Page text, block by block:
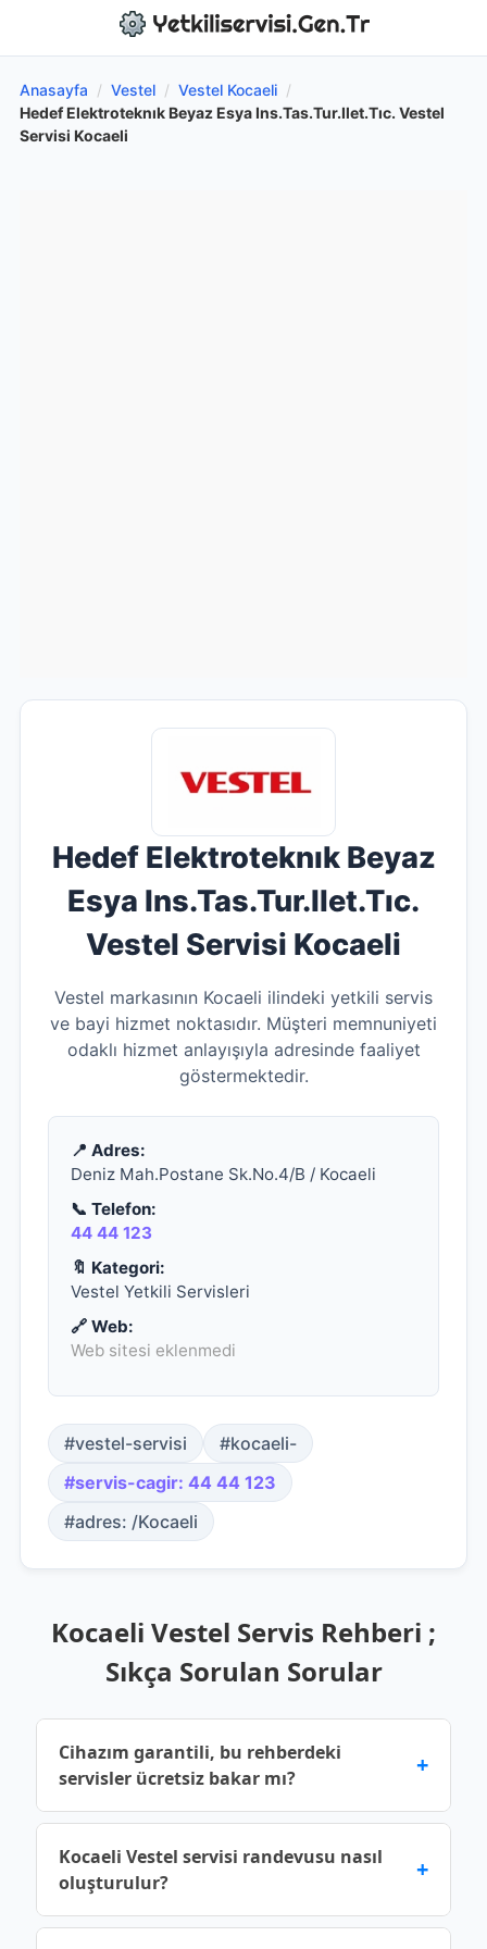
Anasayfa / Vestel / Vestel Kocaeli /
Hedef Elektroteknık Beyaz Esya Ins.Tas.Tur.Ilet.Tıc. Vestel
Servisi Kocaeli
Hedef Elektroteknık Beyaz
Esya Ins.Tas.Tur.Ilet.Tıc.
Vestel Servisi Kocaeli
Vestel markasının Kocaeli ilindeki yetkili servis
ve bayi hizmet noktasıdır. Müşteri memnuniyeti
odaklı hizmet anlayışıyla adresinde faaliyet
göstermektedir.
📍 Adres:
Deniz Mah.Postane Sk.No.4/B / Kocaeli
📞 Telefon:
44 44 123
🔖 Kategori:
Vestel Yetkili Servisleri
🔗 Web:
Web sitesi eklenmedi
#vestel-servisi
#kocaeli-
#servis-cagir: 44 44 123
#adres: /Kocaeli
Kocaeli Vestel Servis Rehberi ;
Sıkça Sorulan Sorular
Cihazım garantili, bu rehberdeki
servisler ücretsiz bakar mı?
+
Üretici garantisi devam eden cihazlar için yetkili
servis noktalarına başvurmalısınız. Bu rehberde
yer alan bilgiler genel bilgilendirme amaçlıdır;
cihazınızın garanti kapsamı dışında kalmaması
Kocaeli Vestel servisi randevusu nasıl
oluşturulur?
+